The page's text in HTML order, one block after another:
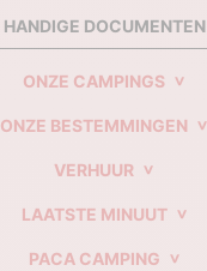
HANDIGE DOCUMENTEN
ONZE CAMPINGS
ONZE BESTEMMINGEN
VERHUUR
LAATSTE MINUUT
PACA CAMPING